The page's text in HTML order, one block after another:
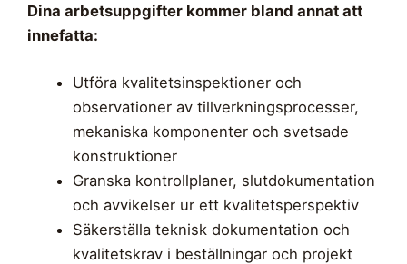
Dina arbetsuppgifter kommer bland annat att
innefatta:
Utföra kvalitetsinspektioner och
observationer av tillverkningsprocesser,
mekaniska komponenter och svetsade
konstruktioner
Granska kontrollplaner, slutdokumentation
och avvikelser ur ett kvalitetsperspektiv
Säkerställa teknisk dokumentation och
kvalitetskrav i beställningar och projekt